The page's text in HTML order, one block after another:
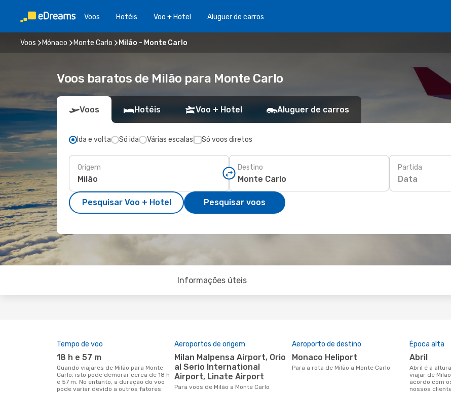
Voos Hotéis Voo + Hotel Aluguer de carros
Voos Mónaco Monte Carlo Milão - Monte Carlo
Voos baratos de Milão para Monte Carlo
Voos Hotéis Voo + Hotel Aluguer de carros
Ida e volta Só ida Várias escalas Só voos diretos
Origem Destino Partida
Data
Pesquisar Voo + Hotel Pesquisar voos
Informações úteis
Tempo de voo
18 h e 57 m
Quando viajares de Milão para Monte
Carlo, isto pode demorar cerca de 18 h
e 57 m. No entanto, a duração do voo
pode variar devido a outros fatores
Aeroportos de origem
Milan Malpensa Airport, Orio
al Serio International
Airport, Linate Airport
Para voos de Milão a Monte Carlo
Aeroporto de destino
Monaco Heliport
Para a rota de Milão a Monte Carlo
Época alta
abril
abril é a altura mais concorrida para
viajar de
acordo com
nossos